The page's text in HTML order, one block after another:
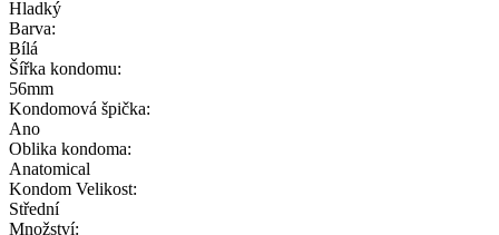
Hladký
Barva:
Bílá
Šířka kondomu:
56mm
Kondomová špička:
Ano
Oblika kondoma:
Anatomical
Kondom Velikost:
Střední
Množství: